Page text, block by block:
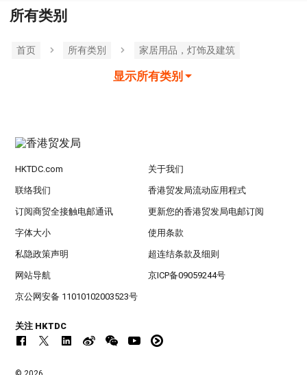
所有类别
首页 所有类別 家居用品，灯饰及建筑
显示所有类别
HKTDC.com 关于我们
联络我们 香港贸发局流动应用程式
订阅商贸全接触电邮通讯 更新您的香港贸发局电邮订阅
字体大小 使用条款
私隐政策声明 超连结条款及细则
网站导航 京ICP备09059244号
京公网安备 11010102003523号
关注 HKTDC